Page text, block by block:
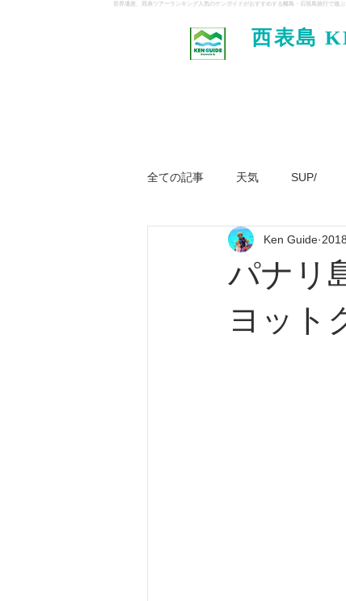
世界遺産、西表ツアーランキング人気のケンガイドがおすすめする離島・石垣島旅行で
西表島
全ての記事 天気 SUP/
ジャングル大冒険ツアー
パナリ
ヨット
Ken Guide